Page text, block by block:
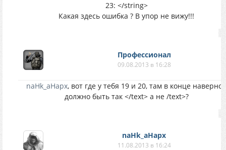
23: </string>
Какая здесь ошибка ? В упор не вижу!!!
Профессионал
09.08.2013 в 16:28
naHk_aHapx, вот где у тебя 19 и 20, там в конце наверное
должно быть так </text> а не /text>?
naHk_aHapx
11.08.2013 в 16:24